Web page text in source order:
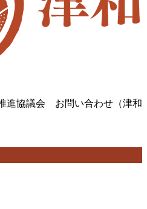
進協議会 お問い合わせ（津和